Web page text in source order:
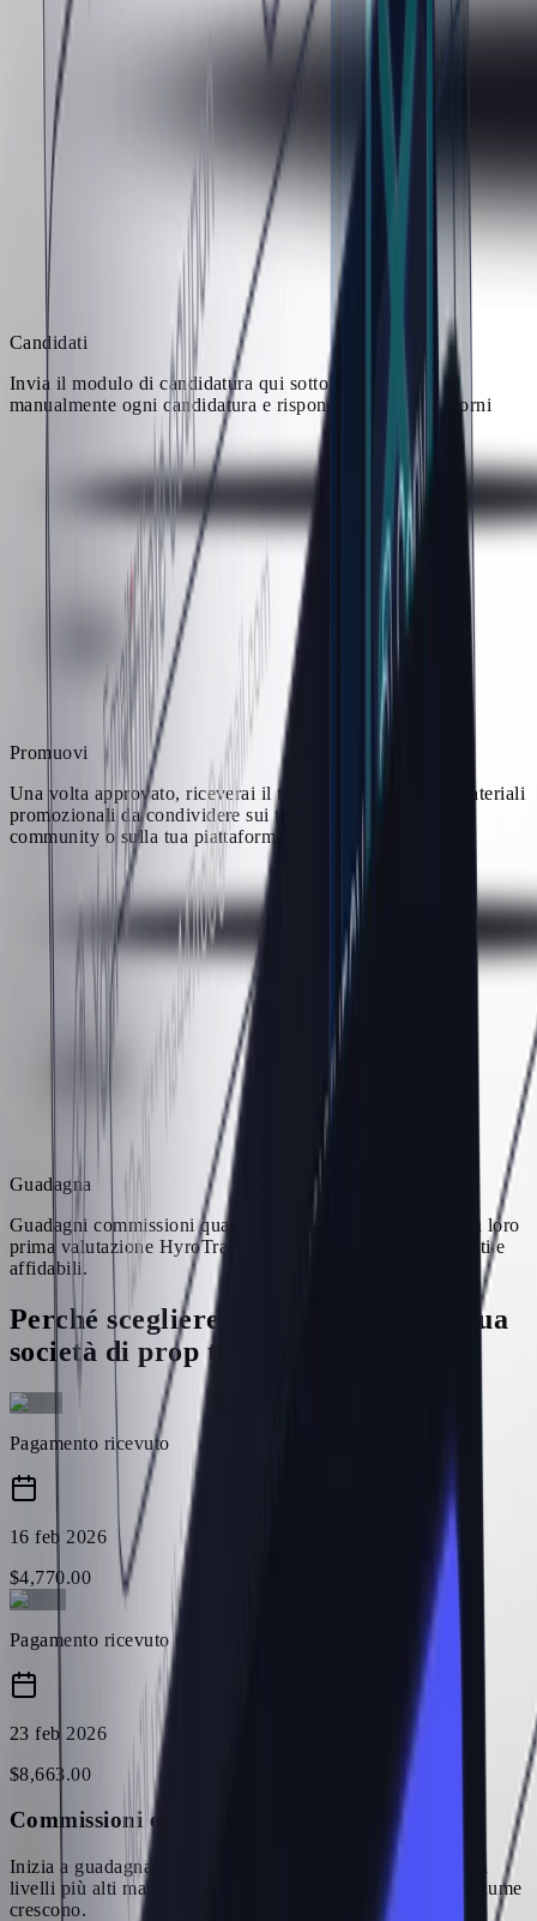
Candidati
Invia il modulo di candidatura qui sotto. Esaminiamo
manualmente ogni candidatura e rispondiamo entro 7 giorni
Promuovi
Una volta approvato, riceverai il tuo codice referral e i materiali
promozionali da condividere sui tuoi contenuti, nella tua
community o sulla tua piattaforma.
Guadagna
Guadagni commissioni quando i tuoi referral acquistano la loro
prima valutazione HyroTrader. I pagamenti sono trasparenti e
affidabili.
Perché scegliere HyroTrader come tua
società di prop trading crypto?
Pagamento ricevuto
16 feb 2026
$4,770.00
Pagamento ricevuto
23 feb 2026
$8,663.00
Commissioni elevate e scalabili
Inizia a guadagnare con commissioni competitive e sblocca
livelli più alti man mano che le tue performance e il tuo volume
crescono.